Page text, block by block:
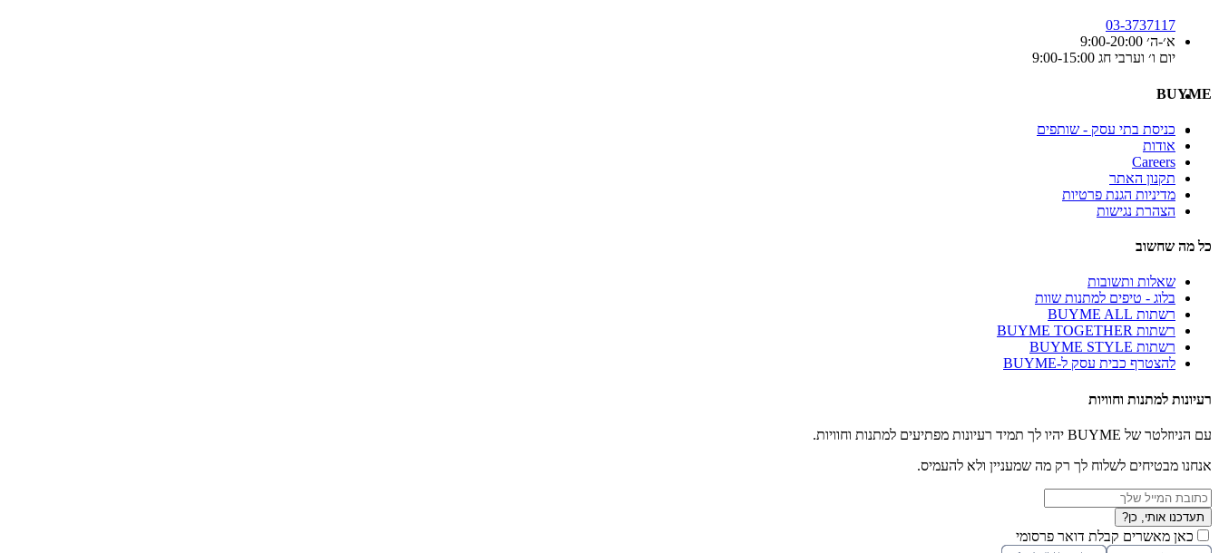
03-3737117
א׳-ה׳ 9:00-20:00
יום ו׳ וערבי חג 9:00-15:00
BUYME
כניסת בתי עסק - שותפים
אודות
Careers
תקנון האתר
מדיניות הגנת פרטיות
הצהרת נגישות
כל מה שחשוב
שאלות ותשובות
בלוג - טיפים למתנות שוות
רשתות BUYME ALL
רשתות BUYME TOGETHER
רשתות BUYME STYLE
להצטרף כבית עסק ל-BUYME
רעיונות למתנות וחוויות
עם הניוזלטר של BUYME יהיו לך תמיד רעיונות מפתיעים למתנות וחוויות.
אנחנו מבטיחים לשלוח לך רק מה שמעניין ולא להעמיס.
תעדכנו אותי, כן?
כאן מאשרים קבלת דואר פרסומי